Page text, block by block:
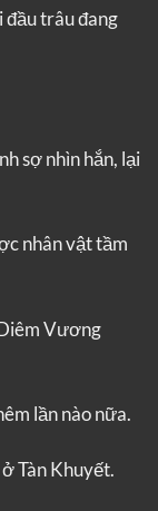
đầu trâu đang
sợ nhìn hắn, lại
nhân vật tầm
Vương
lần nào nữa.
Tàn Khuyết.